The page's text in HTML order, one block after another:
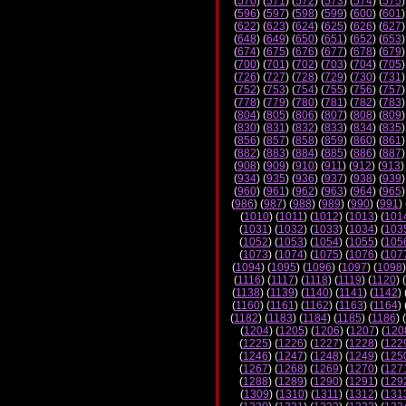
(596) (597) (598) (599) (600) (601
(622) (623) (624) (625) (626) (627
(648) (649) (650) (651) (652) (653
(674) (675) (676) (677) (678) (679
(700) (701) (702) (703) (704) (705
(726) (727) (728) (729) (730) (731
(752) (753) (754) (755) (756) (757
(778) (779) (780) (781) (782) (783
(804) (805) (806) (807) (808) (809
(830) (831) (832) (833) (834) (835
(856) (857) (858) (859) (860) (861
(882) (883) (884) (885) (886) (887
(908) (909) (910) (911) (912) (913)
(934) (935) (936) (937) (938) (939
(960) (961) (962) (963) (964) (965
(986) (987) (988) (989) (990) (991)
(1010) (1011) (1012) (1013) (
(1031) (1032) (1033) (1034) (
(1052) (1053) (1054) (1055) (
(1073) (1074) (1075) (1076) (
(1094) (1095) (1096) (1097) (1098
(1116) (1117) (1118) (1119) (1120) (
(1138) (1139) (1140) (1141) (1142)
(1160) (1161) (1162) (1163) (1164)
(1182) (1183) (1184) (1185) (1186) (
(1204) (1205) (1206) (1207) (
(1225) (1226) (1227) (1228) (
(1246) (1247) (1248) (1249) (
(1267) (1268) (1269) (1270) (
(1288) (1289) (1290) (1291) (
(1309) (1310) (1311) (1312) (